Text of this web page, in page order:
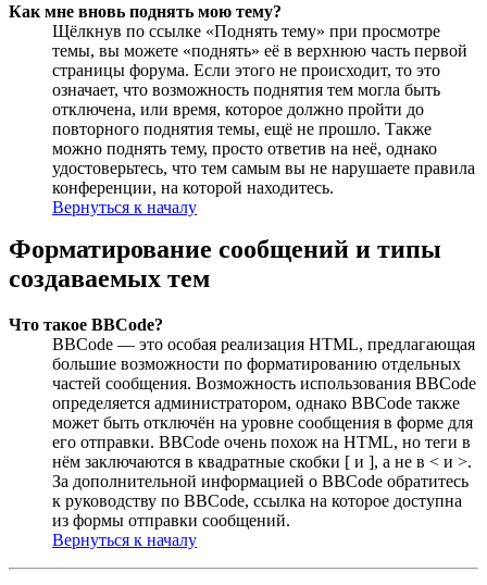
Как мне вновь поднять мою тему?
Щёлкнув по ссылке «Поднять тему» при просмотре
темы, вы можете «поднять» её в верхнюю часть первой
страницы форума. Если этого не происходит, то это
означает, что возможность поднятия тем могла быть
отключена, или время, которое должно пройти до
повторного поднятия темы, ещё не прошло. Также
можно поднять тему, просто ответив на неё, однако
удостоверьтесь, что тем самым вы не нарушаете правила
конференции, на которой находитесь.
Вернуться к началу
Форматирование сообщений и типы
создаваемых тем
Что такое BBCode?
BBCode — это особая реализация HTML, предлагающая
большие возможности по форматированию отдельных
частей сообщения. Возможность использования BBCode
определяется администратором, однако BBCode также
может быть отключён на уровне сообщения в форме для
его отправки. BBCode очень похож на HTML, но теги в
нём заключаются в квадратные скобки [ и ], а не в < и >.
За дополнительной информацией о BBCode обратитесь
к руководству по BBCode, ссылка на которое доступна
из формы отправки сообщений.
Вернуться к началу